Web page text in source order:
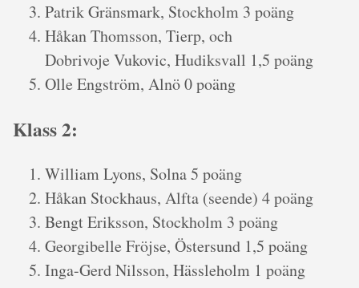
Patrik Gränsmark, Stockholm 3 poäng
Håkan Thomsson, Tierp, och
Dobrivoje Vukovic, Hudiksvall 1,5 poäng
Olle Engström, Alnö 0 poäng
Klass 2:
William Lyons, Solna 5 poäng
Håkan Stockhaus, Alfta (seende) 4 poäng
Bengt Eriksson, Stockholm 3 poäng
Georgibelle Fröjse, Östersund 1,5 poäng
Inga-Gerd Nilsson, Hässleholm 1 poäng